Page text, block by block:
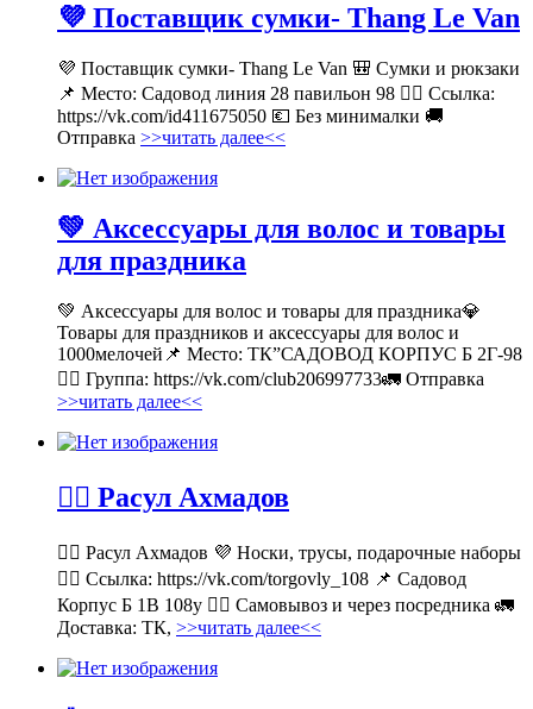
💜 Поставщик сумки- Thang Le Van
💜 Поставщик сумки- Thang Le Van 🎒 Сумки и рюкзаки
📌 Место: Садовод линия 28 павильон 98 👉🏻 Ссылка:
https://vk.com/id411675050 💶 Без минималки 🚚
Отправка >>читать далее<<
💚 Аксессуары для волос и товары
для праздника
💚 Аксессуары для волос и товары для праздника💎
Товары для праздников и аксессуары для волос и
1000мелочей📌 Место: ТК”САДОВОД КОРПУС Б 2Г-98
👉🏻 Группа: https://vk.com/club206997733🚛 Отправка
>>читать далее<<
💁‍♂ Расул Ахмадов
💁‍♂ Расул Ахмадов 💜 Носки, трусы, подарочные наборы
👉🏻 Ссылка: https://vk.com/torgovly_108 📌 Садовод
Корпус Б 1В 108у 🚶‍♂ Самовывоз и через посредника 🚛
Доставка: ТК, >>читать далее<<